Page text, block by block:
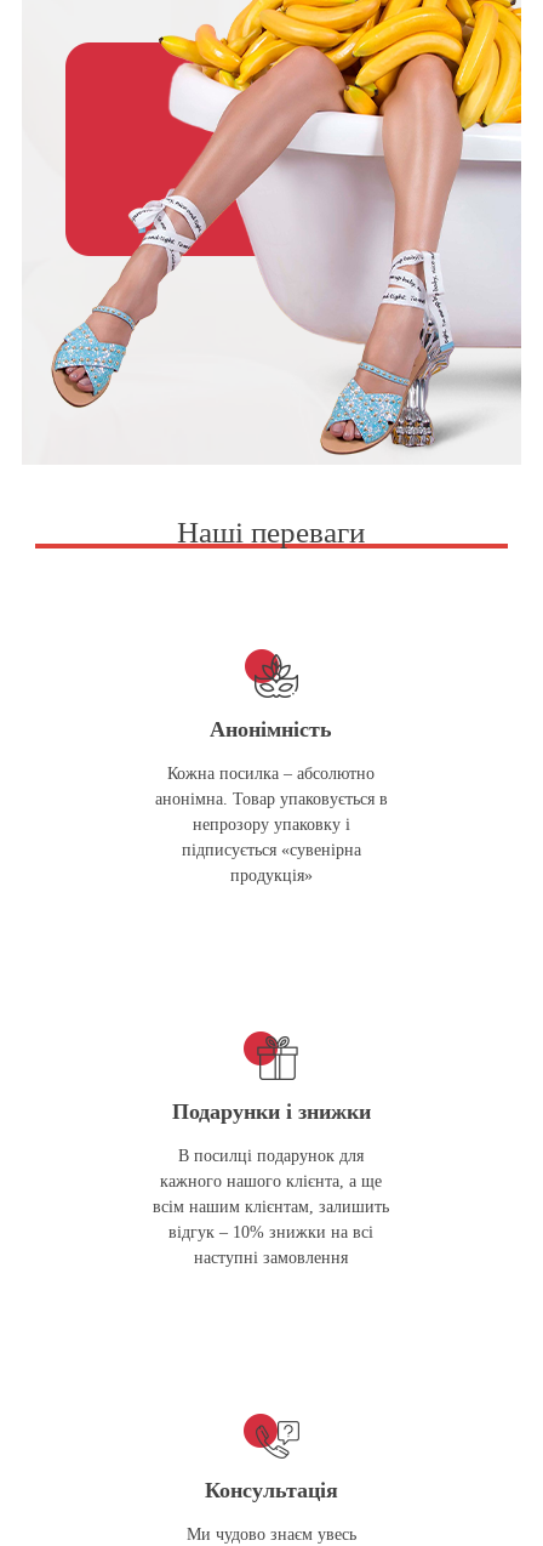
Наші переваги
Анонімність
Кожна посилка – абсолютно
анонімна. Товар упаковується в
непрозору упаковку і
підписується «сувенірна
продукція»
Подарунки і знижки
В посилці подарунок для
кажного нашого клієнта, а ще
всім нашим клієнтам, залишить
відгук – 10% знижки на всі
наступні замовлення
Консультація
Ми чудово знаєм увесь